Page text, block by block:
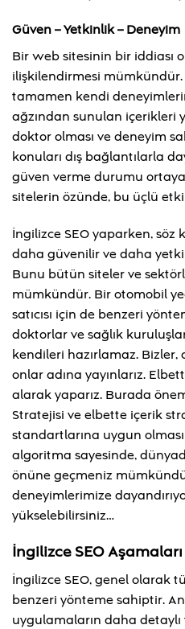
Güven – Yetkinlik – Deneyim
Bir web sitesinin bir iddiası
ilişkilendirmesi
tamamen kendi
ağzından sunulan içerikleri
doktor olması ve deneyim
konuları dış bağlantılarla
güven verme durumu
sitelerin özünde, bu üçlü
İngilizce SEO yaparken, söz
daha güvenilir ve daha
Bunu bütün siteler ve
mümkündür. Bir otomobil
satıcısı için de benzeri
doktorlar ve sağlık
kendileri hazırlamaz.
onlar adına yayınlarız.
alarak yaparız. Burada
Stratejisi ve elbette içerik
standartlarına uygun
algoritma sayesinde,
önüne geçmeniz
deneyimlerimize
yükselebilirsiniz…
İngilizce SEO Aşamaları
İngilizce SEO, genel olarak
benzeri yönteme sahiptir.
uygulamaların daha